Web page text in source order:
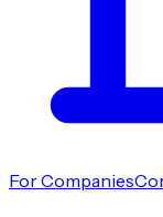
For Companies